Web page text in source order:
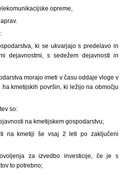
opreme,
ki se ukvarjajo s predelavo in
dejavnostmi, s sedežem dejavnosti in
morajo imeti v času oddaje vloge v
kmetijskih površin, ki ležijo na območju
so:
na kmetijskem gospodarstvu;
na kmetiji še vsaj 2 leti po zaključeni
za izvedbo investicije, če je s
to potrebno;